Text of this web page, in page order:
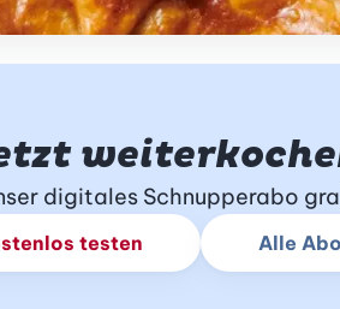
digitales Schnupperabo
testen
Alle